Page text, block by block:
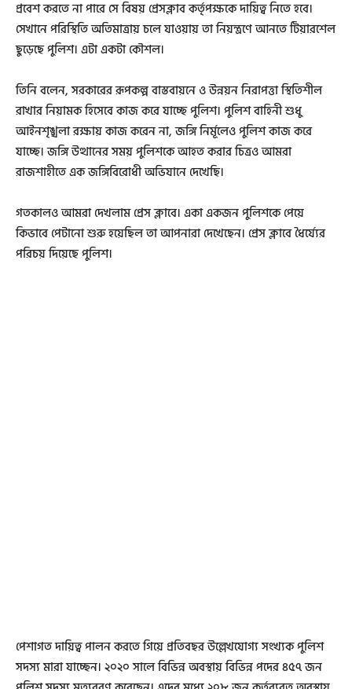
প্রবেশ করতে না পারে সে বিষয় প্রেসক্লাব কর্তৃপক্ষকে দায়িত্ব নিতে হবে।
সেখানে পরিস্থিতি অতিমাত্রায় চলে যাওয়ায় তা নিয়ন্ত্রণে আনতে টিয়ারশেল
ছুড়েছে পুলিশ। এটা একটা কৌশল।
তিনি বলেন, সরকারের রূপকল্প বাস্তবায়নে ও উন্নয়ন নিরাপত্তা স্থিতিশীল
রাখার নিয়ামক হিসেবে কাজ করে যাচ্ছে পুলিশ। পুলিশ বাহিনী শুধু
আইনশৃঙ্খলা রক্ষায় কাজ করেন না, জঙ্গি নির্মূলেও পুলিশ কাজ করে
যাচ্ছে। জঙ্গি উত্থানের সময় পুলিশকে আহত করার চিত্রও আমরা
রাজশাহীতে এক জঙ্গিবিরোধী অভিযানে দেখেছি।
গতকালও আমরা দেখলাম প্রেস ক্লাবে। একা একজন পুলিশকে পেয়ে
কিভাবে পেটানো শুরু হয়েছিল তা আপনারা দেখেছেন। প্রেস ক্লাবে ধৈর্য্যের
পরিচয় দিয়েছে পুলিশ।
পেশাগত দায়িত্ব পালন করতে গিয়ে প্রতিবছর উল্লেখযোগ্য সংখ্যক পুলিশ
সদস্য মারা যাচ্ছেন। ২০২০ সালে বিভিন্ন অবস্থায় বিভিন্ন পদের ৪৫৭ জন